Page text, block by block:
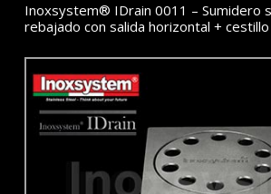
Inoxsystem® IDrain 0011 – Sumidero
rebajado con salida horizontal + cestillo